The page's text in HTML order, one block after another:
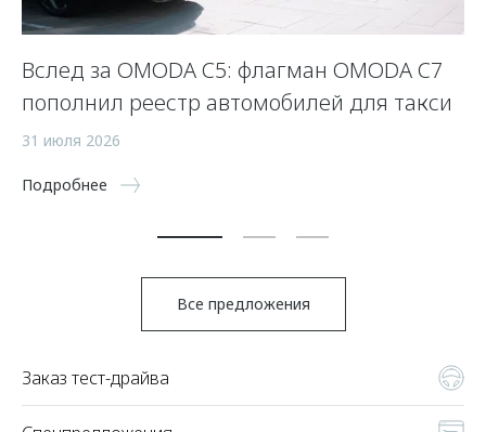
Вслед за OMODA C5: флагман OMODA C7
пополнил реестр автомобилей для такси
31 июля 2026
Подробнее
Все предложения
Заказ тест-драйва